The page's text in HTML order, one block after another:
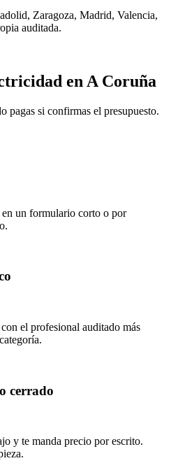
Zaragoza, Madrid, Valencia,
auditada.
en A Coruña
pagas si confirmas el presupuesto.
en un formulario corto o por
el profesional auditado más
cerrado
y te manda precio por escrito.